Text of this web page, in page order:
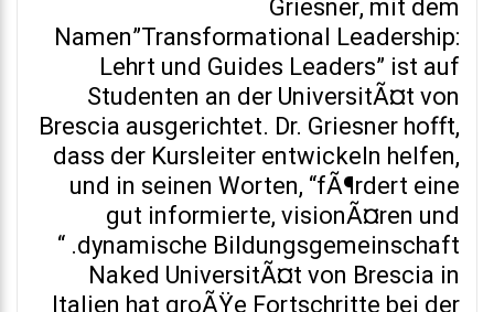
Griesner, mit dem
Namen”Transformational Leadership:
Lehrt und Guides Leaders” ist auf
Studenten an der UniversitÃ¤t von
Brescia ausgerichtet. Dr. Griesner hofft,
dass der Kursleiter entwickeln helfen,
und in seinen Worten, “fÃ¶rdert eine
gut informierte, visionÃ¤ren und
dynamische Bildungsgemeinschaft. “
Naked UniversitÃ¤t von Brescia in